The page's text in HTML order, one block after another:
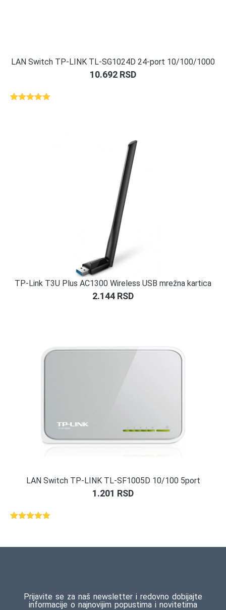
LAN Switch TP-LINK TL-SG1024D 24-port 10/100/1000
10.692 RSD
TP-Link T3U Plus AC1300 Wireless USB mrežna kartica
2.144 RSD
LAN Switch TP-LINK TL-SF1005D 10/100 5port
1.201 RSD
ocene
Prijavite se za naš newsletter i redovno dobijajte
informacije o najnovijim popustima i novitetima